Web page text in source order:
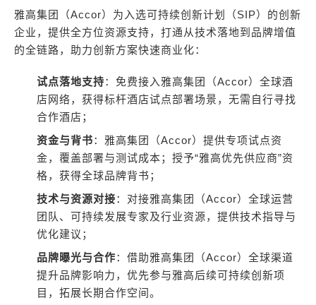
雅高集团（Accor）为入选可持续创新计划（SIP）的创新
企业，提供全方位资源支持，打通从技术落地到品牌增值
的全链路，助力创新方案快速商业化：
试点落地支持：免费接入雅高集团（Accor）全球酒
店网络，获得标杆酒店试点部署场景，无需自行寻找
合作酒店；
资金与背书：雅高集团（Accor）提供专项试点资
金，覆盖部署与测试成本；授予“雅高优先供应商”资
格，获得全球品牌背书；
技术与资源对接：对接雅高集团（Accor）全球运营
团队、可持续发展专家及行业资源，提供技术指导与
优化建议；
品牌曝光与合作：借助雅高集团（Accor）全球渠道
提升品牌影响力，优先参与雅高后续可持续创新项
目，拓展长期合作空间。